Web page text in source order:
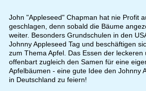
John "Appleseed" Chapman hat nie Profit
geschlagen, denn sobald die Bäume
weiter. Besonders Grundschulen in den
Johnny Appleseed Tag und beschäftigen
zum Thema Apfel. Das Essen der
offenbart zugleich den Samen für eine
Apfelbäumen - eine gute Idee den Johnny
in Deutschland zu feiern!